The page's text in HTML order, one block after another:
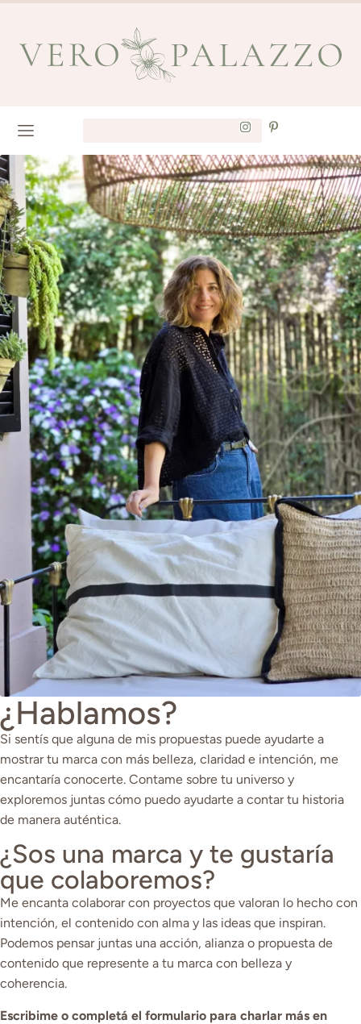
¿Hablamos?
Si sentís que alguna de mis propuestas puede ayudarte a
mostrar tu marca con más belleza, claridad e intención, me
encantaría conocerte. Contame sobre tu universo y
exploremos juntas cómo puedo ayudarte a contar tu historia
de manera auténtica.
¿Sos una marca y te gustaría
que colaboremos?
Me encanta colaborar con proyectos que valoran lo hecho con
intención, el contenido con alma y las ideas que inspiran.
Podemos pensar juntas una acción, alianza o propuesta de
contenido que represente a tu marca con belleza y
coherencia.
Escribime o completá el formulario para charlar más en